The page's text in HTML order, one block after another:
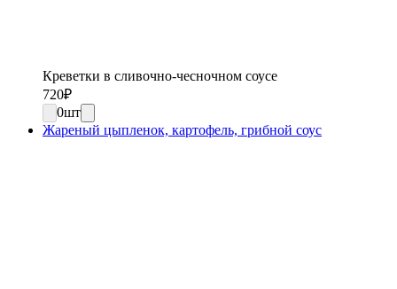
Креветки в сливочно-чесночном соусе
720₽
0шт
Жареный цыпленок, картофель, грибной соус